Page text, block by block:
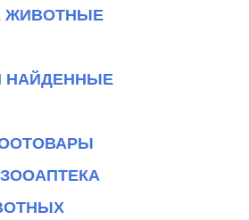
ЖИВОТНЫЕ
НАЙДЕННЫЕ